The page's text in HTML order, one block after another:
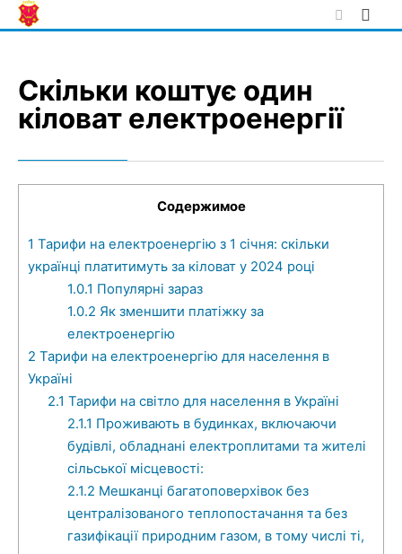
Skip
to
Скільки коштує один
кіловат електроенергії
Содержимое
1 Тарифи на електроенергію з 1 січня: скільки
українці платитимуть за кіловат у 2024 році
1.0.1 Популярні зараз
1.0.2 Як зменшити платіжку за
електроенергію
2 Тарифи на електроенергію для населення в
Україні
2.1 Тарифи на світло для населення в Україні
2.1.1 Проживають в будинках, включаючи
будівлі, обладнані електроплитами та жителі
сільської місцевості:
2.1.2 Мешканці багатоповерхівок без
централізованого теплопостачання та без
газифікації природним газом, в тому числі ті,